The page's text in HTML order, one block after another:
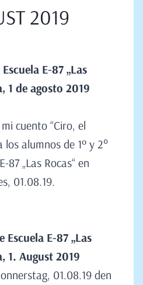
2019
E-87 „Las
1 de agosto 2019
cuento “Ciro, el
alumnos de 1º y 2°
87 „Las Rocas“ en
01.08.19.
Escuela E-87 „Las
1. August 2019
01.08.19 den